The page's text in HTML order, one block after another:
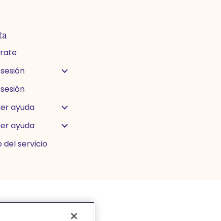
ayuda
ayuda
del servicio